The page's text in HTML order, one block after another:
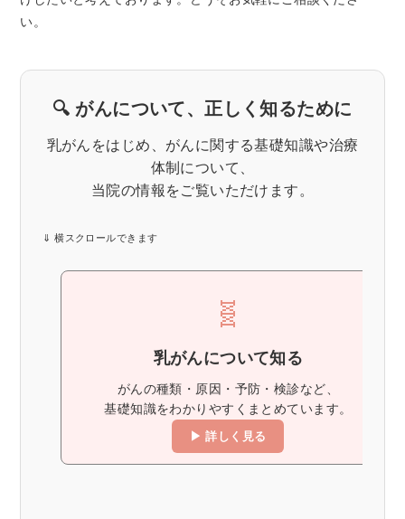
い。
🔍 がんについて、正しく知るために
乳がんをはじめ、がんに関する基礎知識や治療
体制について、
当院の情報をご覧いただけます。
🧬
乳がんについて知る
がんの種類・原因・予防・検診など、
基礎知識をわかりやすくまとめています。
▶ 詳しく見る